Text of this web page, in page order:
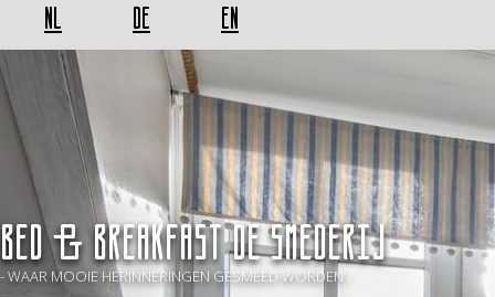
NL DE EN
BED & BREAKFAST De Smederij
- WAAR MOOIE HERINNERINGEN GESMEED WORDEN -